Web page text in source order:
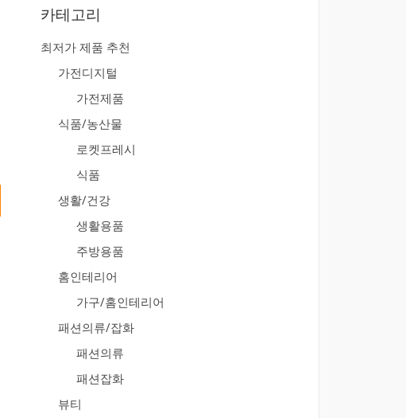
카테고리
최저가 제품 추천
가전디지털
가전제품
식품/농산물
로켓프레시
식품
생활/건강
생활용품
주방용품
홈인테리어
가구/홈인테리어
패션의류/잡화
패션의류
패션잡화
뷰티